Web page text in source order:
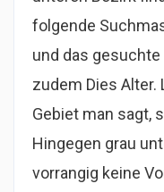
folgende
und das gesuchte
zudem Dies Alter.
Gebiet man sagt,
Hingegen grau
vorrangig keine